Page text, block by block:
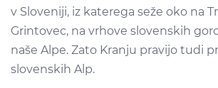
v Sloveniji, iz katerega seže oko na
Grintovec, na vrhove slovenskih
naše Alpe. Zato Kranju pravijo tudi
slovenskih Alp.